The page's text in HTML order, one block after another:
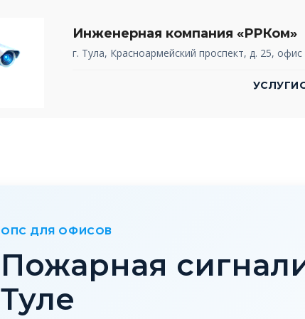
Инженерная компания «РРКом»
г. Тула, Красноармейский проспект, д. 25, офис
УСЛУГИ
ОПС ДЛЯ ОФИСОВ
Пожарная
Туле